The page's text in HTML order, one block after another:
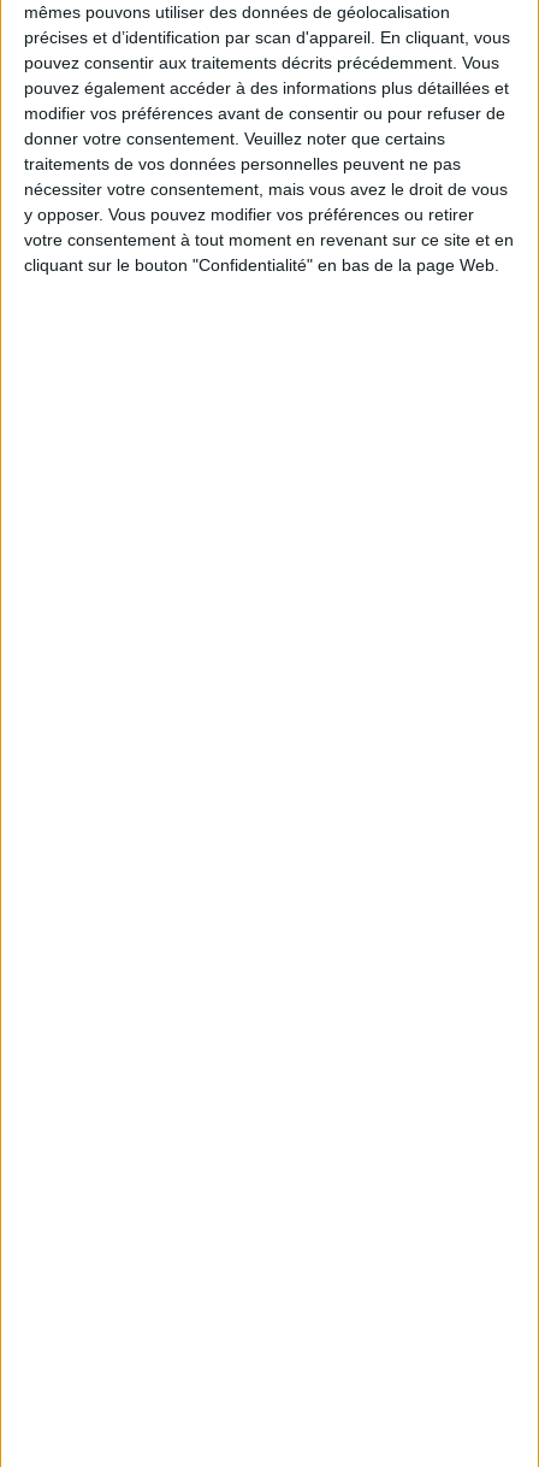
mêmes pouvons utiliser des données de géolocalisation
précises et d’identification par scan d'appareil. En cliquant, vous
pouvez consentir aux traitements décrits précédemment. Vous
pouvez également accéder à des informations plus détaillées et
modifier vos préférences avant de consentir ou pour refuser de
donner votre consentement. Veuillez noter que certains
traitements de vos données personnelles peuvent ne pas
nécessiter votre consentement, mais vous avez le droit de vous
y opposer. Vous pouvez modifier vos préférences ou retirer
votre consentement à tout moment en revenant sur ce site et en
cliquant sur le bouton "Confidentialité" en bas de la page Web.
Peut-on remplacer la viande par des féculents ?
Consultation diététique du 05/08/2026